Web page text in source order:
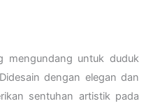
mengundang untuk duduk
dengan elegan dan
sentuhan artistik pada